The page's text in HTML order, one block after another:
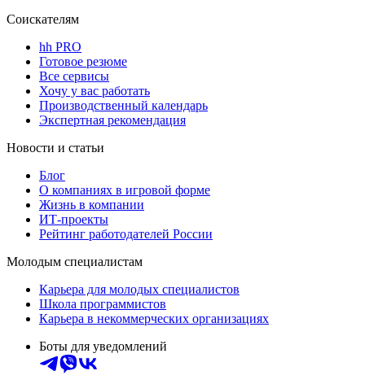
Соискателям
hh PRO
Готовое резюме
Все сервисы
Хочу у вас работать
Производственный календарь
Экспертная рекомендация
Новости и статьи
Блог
О компаниях в игровой форме
Жизнь в компании
ИТ-проекты
Рейтинг работодателей России
Молодым специалистам
Карьера для молодых специалистов
Школа программистов
Карьера в некоммерческих организациях
Боты для уведомлений